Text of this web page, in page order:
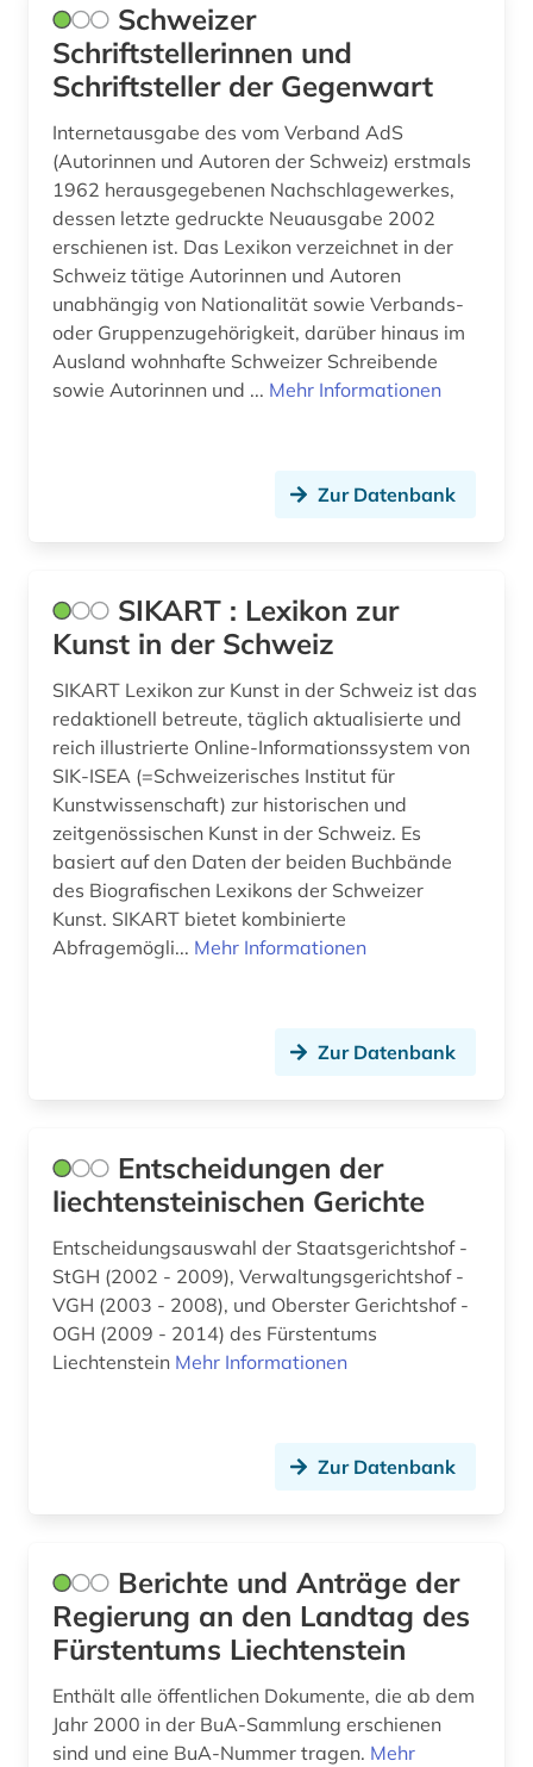
Schweizer
Schriftstellerinnen und
Schriftsteller der Gegenwart
Internetausgabe des vom Verband AdS
(Autorinnen und Autoren der Schweiz) erstmals
1962 herausgegebenen Nachschlagewerkes,
dessen letzte gedruckte Neuausgabe 2002
erschienen ist. Das Lexikon verzeichnet in der
Schweiz tätige Autorinnen und Autoren
unabhängig von Nationalität sowie Verbands-
oder Gruppenzugehörigkeit, darüber hinaus im
Ausland wohnhafte Schweizer Schreibende
sowie Autorinnen und ... Mehr Informationen
Zur Datenbank
SIKART : Lexikon zur
Kunst in der Schweiz
SIKART Lexikon zur Kunst in der Schweiz ist das
redaktionell betreute, täglich aktualisierte und
reich illustrierte Online-Informationssystem von
SIK-ISEA (=Schweizerisches Institut für
Kunstwissenschaft) zur historischen und
zeitgenössischen Kunst in der Schweiz. Es
basiert auf den Daten der beiden Buchbände
des Biografischen Lexikons der Schweizer
Kunst. SIKART bietet kombinierte
Abfragemögli... Mehr Informationen
Zur Datenbank
Entscheidungen der
liechtensteinischen Gerichte
Entscheidungsauswahl der Staatsgerichtshof -
StGH (2002 - 2009), Verwaltungsgerichtshof -
VGH (2003 - 2008), und Oberster Gerichtshof -
OGH (2009 - 2014) des Fürstentums
Liechtenstein Mehr Informationen
Zur Datenbank
Berichte und Anträge der
Regierung an den Landtag des
Fürstentums Liechtenstein
Enthält alle öffentlichen Dokumente, die ab dem
Jahr 2000 in der BuA-Sammlung erschienen
sind und eine BuA-Nummer tragen. Mehr